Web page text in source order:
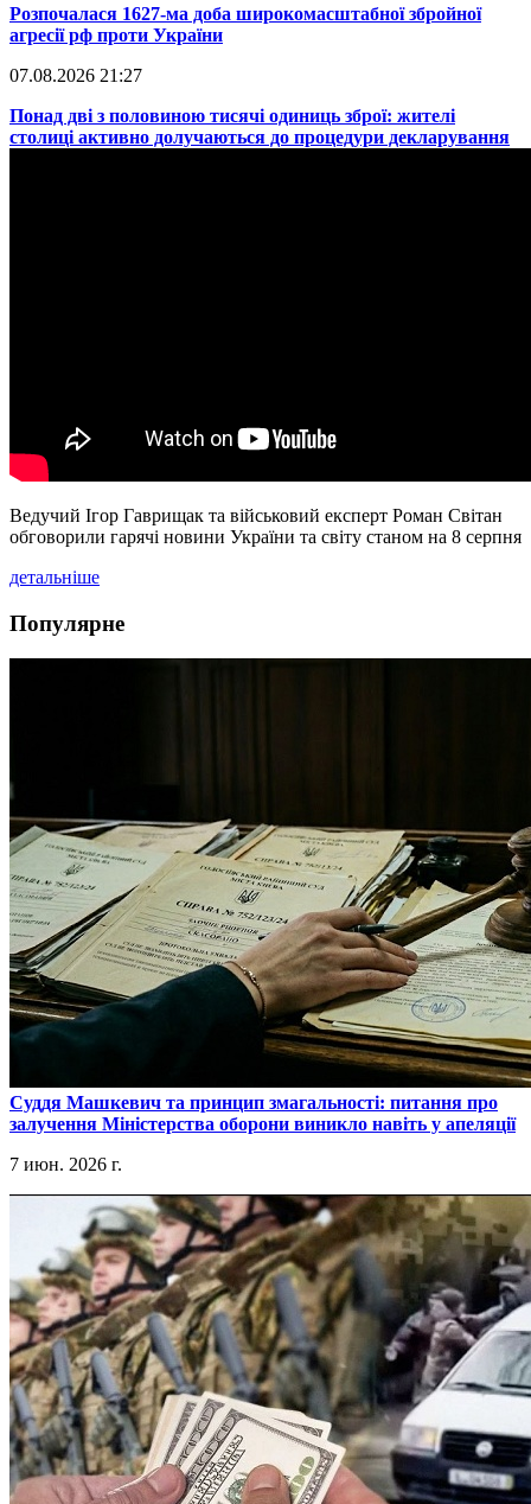
​Розпочалася 1627-ма доба широкомасштабної збройної
агресії рф проти України
07.08.2026 21:27
​Понад дві з половиною тисячі одиниць зброї: жителі
столиці активно долучаються до процедури декларування
Ведучий Ігор Гаврищак та військовий експерт Роман Світан
обговорили гарячі новини України та світу станом на 8 серпня
детальніше
Популярне
​Суддя Машкевич та принцип змагальності: питання про
залучення Міністерства оборони виникло навіть у апеляції
7 июн. 2026 г.